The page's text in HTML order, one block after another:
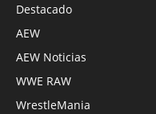
Destacado
AEW
AEW Noticias
WWE RAW
WrestleMania